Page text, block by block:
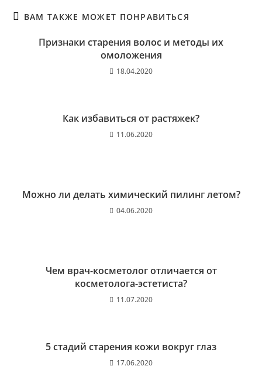
ВАМ ТАКЖЕ МОЖЕТ ПОНРАВИТЬСЯ
Признаки старения волос и методы их
омоложения
18.04.2020
Как избавиться от растяжек?
11.06.2020
Можно ли делать химический пилинг летом?
04.06.2020
Чем врач-косметолог отличается от
косметолога-эстетиста?
11.07.2020
5 стадий старения кожи вокруг глаз
17.06.2020